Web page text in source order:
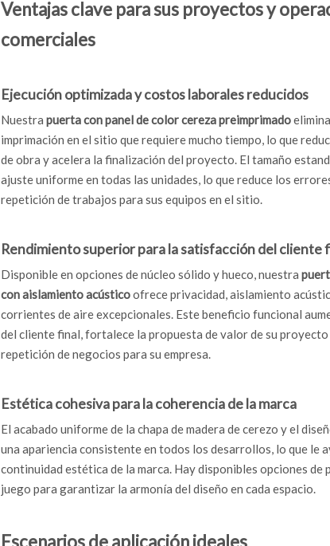
Ventajas clave para sus proyectos y
comerciales
Ejecución optimizada y costos laborales reducidos
Nuestra puerta con panel de color cereza preimprimado
imprimación en el sitio que requiere mucho tiempo, lo que
de obra y acelera la finalización del proyecto. El tamaño
ajuste uniforme en todas las unidades, lo que reduce los
repetición de trabajos para sus equipos en el sitio.
Rendimiento superior para la satisfacción del cliente
Disponible en opciones de núcleo sólido y hueco, nuestra
con aislamiento acústicoofrece privacidad, aislamiento
corrientes de aire excepcionales. Este beneficio funcional
del cliente final, fortalece la propuesta de valor de su proyecto
repetición de negocios para su empresa.
Estética cohesiva para la coherencia de la marca
El acabado uniforme de la chapa de madera de cerezo y el
una apariencia consistente en todos los desarrollos, lo que le
continuidad estética de la marca. Hay disponibles opciones de
juego para garantizar la armonía del diseño en cada espacio.
Escenarios de aplicación ideales